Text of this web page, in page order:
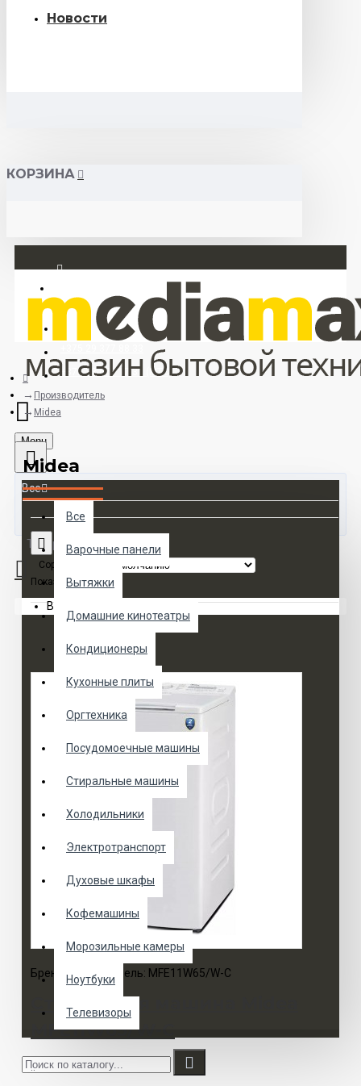
Новости
КОРЗИНА
Регистрация
+375 33 673 17 31 (МТС)
Menu
Все
Все
Варочные панели
Вытяжки
Домашние кинотеатры
Кондиционеры
Кухонные плиты
Оргтехника
Посудомоечные машины
Стиральные машины
Холодильники
Электротранспорт
Духовые шкафы
Кофемашины
Морозильные камеры
Ноутбуки
Телевизоры
Товаров 0 (0 руб.)
Ваша корзина пуста!
Производитель
Midea
Midea
Сортировка:
Показать:
Бренд: Midea Модель: MFE11W65/W-C
Стиральная машина Midea
MFE11W65/W-C
..